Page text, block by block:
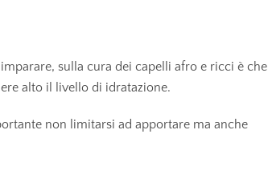
sulla cura dei capelli afro e ricci è che
alto il livello di idratazione.
non limitarsi ad apportare ma anche